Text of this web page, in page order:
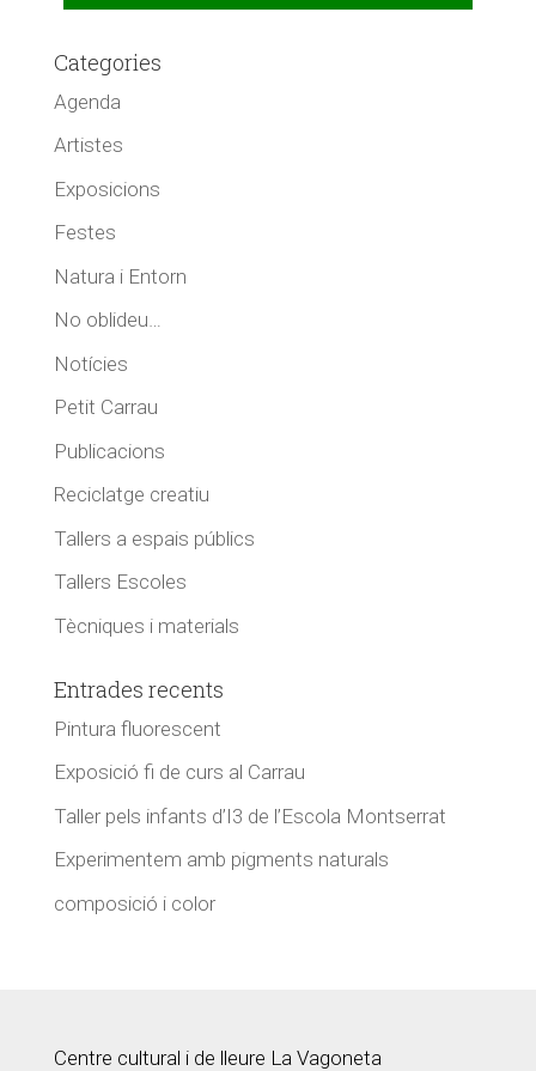
Categories
Agenda
Artistes
Exposicions
Festes
Natura i Entorn
No oblideu…
Notícies
Petit Carrau
Publicacions
Reciclatge creatiu
Tallers a espais públics
Tallers Escoles
Tècniques i materials
Entrades recents
Pintura fluorescent
Exposició fi de curs al Carrau
Taller pels infants d’I3 de l’Escola Montserrat
Experimentem amb pigments naturals
composició i color
Centre cultural i de lleure La Vagoneta